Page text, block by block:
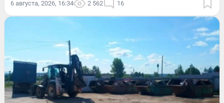
6 августа, 2026, 16:34 2 562 16